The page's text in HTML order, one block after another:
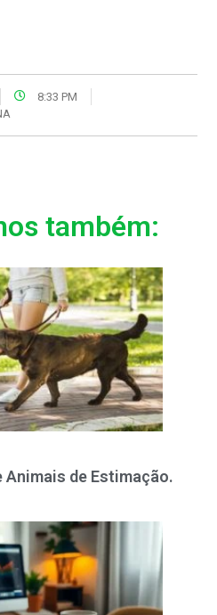
8:33 PM
também:
Animais de Estimação.